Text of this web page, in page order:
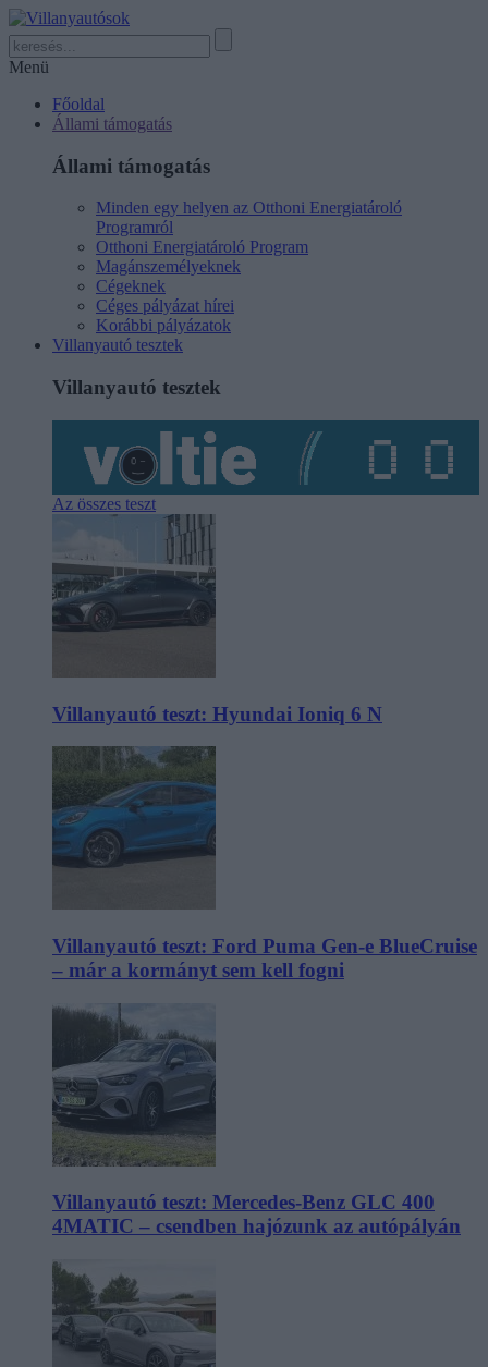
Menü
Főoldal
Állami támogatás
Állami támogatás
Minden egy helyen az Otthoni Energiatároló
Programról
Otthoni Energiatároló Program
Magánszemélyeknek
Cégeknek
Céges pályázat hírei
Korábbi pályázatok
Villanyautó tesztek
Villanyautó tesztek
Az összes teszt
Villanyautó teszt: Hyundai Ioniq 6 N
Villanyautó teszt: Ford Puma Gen-e BlueCruise
– már a kormányt sem kell fogni
Villanyautó teszt: Mercedes-Benz GLC 400
4MATIC – csendben hajózunk az autópályán